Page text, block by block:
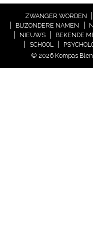
ZWANGER WORDEN
BIJZONDERE NAMEN
NIEUWS
BEKENDE
SCHOOL
© 2026 Kompas